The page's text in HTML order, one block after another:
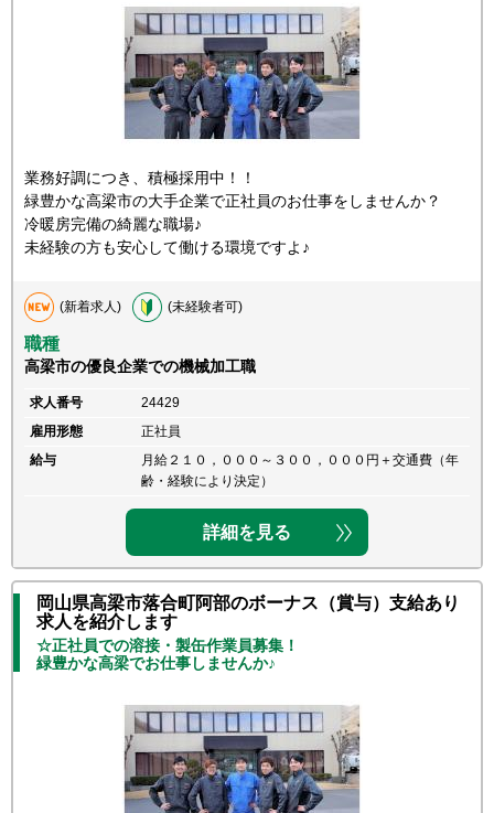
業務好調につき、積極採用中！！
緑豊かな高梁市の大手企業で正社員のお仕事をしませんか？
冷暖房完備の綺麗な職場♪
未経験の方も安心して働ける環境ですよ♪
(新着求人) (未経験者可)
職種
高梁市の優良企業での機械加工職
求人番号
24429
雇用形態
正社員
給与
月給２１０，０００～３００，０００円＋交通費（年
齢・経験により決定）
詳細を見る
岡山県高梁市落合町阿部のボーナス（賞与）支給あり
求人を紹介します
☆正社員での溶接・製缶作業員募集！
緑豊かな高梁でお仕事しませんか♪